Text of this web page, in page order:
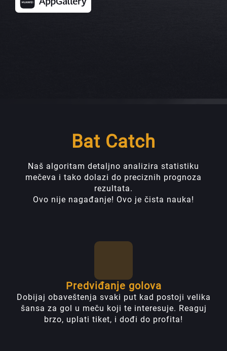
Bat Catch
Naš algoritam detaljno analizira statistiku
mečeva i tako dolazi do preciznih prognoza
rezultata.
Ovo nije nagađanje! Ovo je čista nauka!
Predviđanje golova
Dobijaj obaveštenja svaki put kad postoji velika
šansa za gol u meču koji te interesuje. Reaguj
brzo, uplati tiket, i dođi do profita!